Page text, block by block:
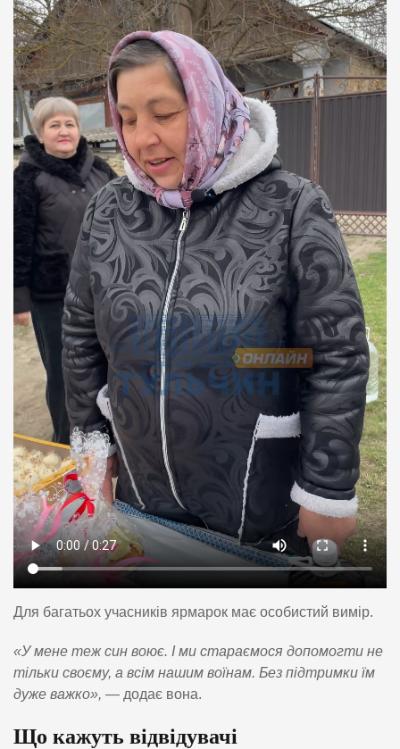
Для багатьох учасників ярмарок має особистий вимір.
«У мене теж син воює. І ми стараємося допомогти не
тільки своєму, а всім нашим воїнам. Без підтримки їм
дуже важко», — додає вона.
Що кажуть відвідувачі